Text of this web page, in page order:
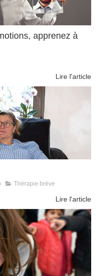
apprenez à
Lire l'article
Thérapie brève
Lire l'article